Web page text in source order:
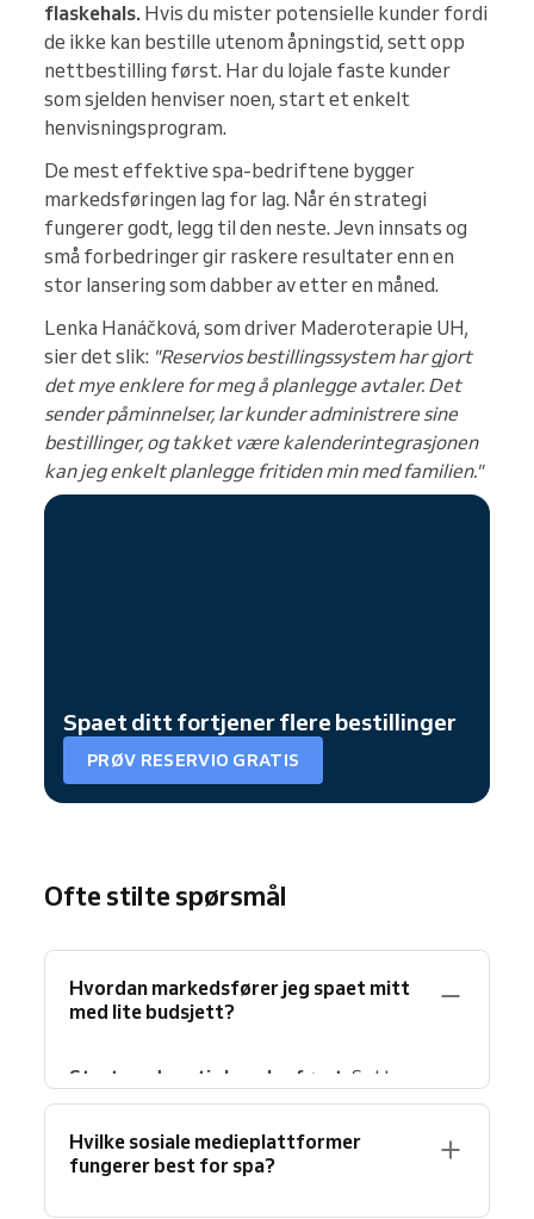
flaskehals. Hvis du mister potensielle kunder fordi
de ikke kan bestille utenom åpningstid, sett opp
nettbestilling først. Har du lojale faste kunder
som sjelden henviser noen, start et enkelt
henvisningsprogram.
De mest effektive spa-bedriftene bygger
markedsføringen lag for lag. Når én strategi
fungerer godt, legg til den neste. Jevn innsats og
små forbedringer gir raskere resultater enn en
stor lansering som dabber av etter en måned.
Lenka Hanáčková, som driver Maderoterapie UH,
sier det slik: "Reservios bestillingssystem har gjort
det mye enklere for meg å planlegge avtaler. Det
sender påminnelser, lar kunder administrere sine
bestillinger, og takket være kalenderintegrasjonen
kan jeg enkelt planlegge fritiden min med familien."
Spaet ditt fortjener flere bestillinger
PRØV RESERVIO GRATIS
Ofte stilte spørsmål
Hvordan markedsfører jeg spaet mitt
med lite budsjett?
Start med gratis kanaler først. Sett opp
Google bedriftsprofil med fullstendig
informasjon, bilder og bestillingslenker. Be
fornøyde kunder om anmeldelser etter hvert
Hvilke sosiale medieplattformer
fungerer best for spa?